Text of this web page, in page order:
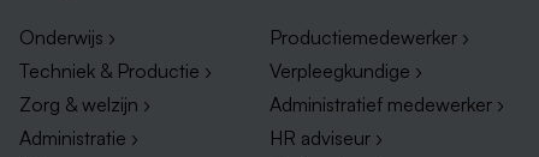
Onderwijs ›
Techniek & Productie ›
Zorg & welzijn ›
Administratie ›
Productiemedewerker ›
Verpleegkundige ›
Administratief medewerker ›
HR adviseur ›